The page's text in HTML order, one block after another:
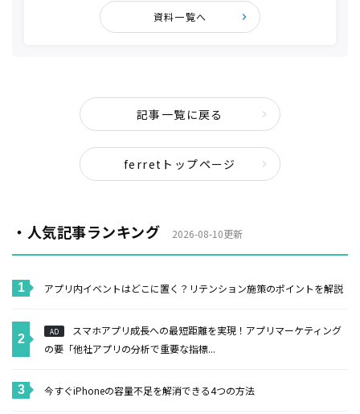
資料一覧へ
記事一覧に戻る
ferretトップページ
・人気記事ランキング 2026-08-10更新
アプリ内イベントはどこに置く？リテンション施策のポイントを解説
AD
スマホアプリ成長への最短距離を実現！アプリマーケティング
の要「他社アプリの分析で重要な指標...
今すぐiPhoneの容量不足を解消できる4つの方法